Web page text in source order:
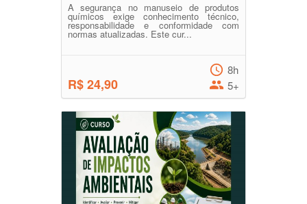
A segurança no manuseio de produtos
químicos exige conhecimento técnico,
responsabilidade e conformidade com
normas atualizadas. Este cur...
R$ 24,90
8h
5+